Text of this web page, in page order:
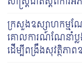
ក្រសួងឧស្សាហកម្មណ
គោលការណ៍ណែនាំប្ល
ដើម្បីពង្រឹងសុវត្ថិភា